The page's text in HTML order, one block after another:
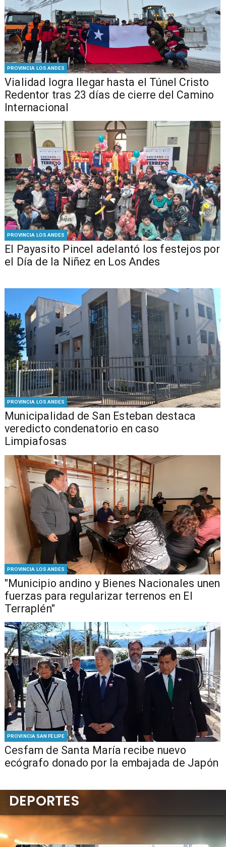
PROVINCIA LOS ANDES
Vialidad logra llegar hasta el Túnel Cristo
Redentor tras 23 días de cierre del Camino
Internacional
PROVINCIA LOS ANDES
El Payasito Pincel adelantó los festejos por
el Día de la Niñez en Los Andes
PROVINCIA LOS ANDES
Municipalidad de San Esteban destaca
veredicto condenatorio en caso
Limpiafosas
PROVINCIA LOS ANDES
"Municipio andino y Bienes Nacionales unen
fuerzas para regularizar terrenos en El
Terraplén"
PROVINCIA SAN FELIPE
Cesfam de Santa María recibe nuevo
ecógrafo donado por la embajada de Japón
DEPORTES